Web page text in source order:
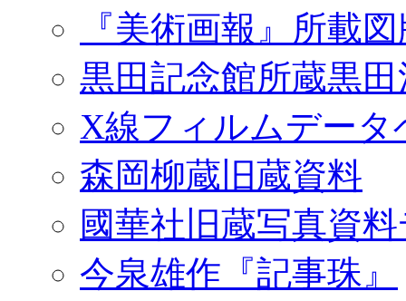
『美術画報』所載
黒田記念館所蔵黒
X線フィルムデータ
森岡柳蔵旧蔵資料
國華社旧蔵写真資
今泉雄作『記事珠』